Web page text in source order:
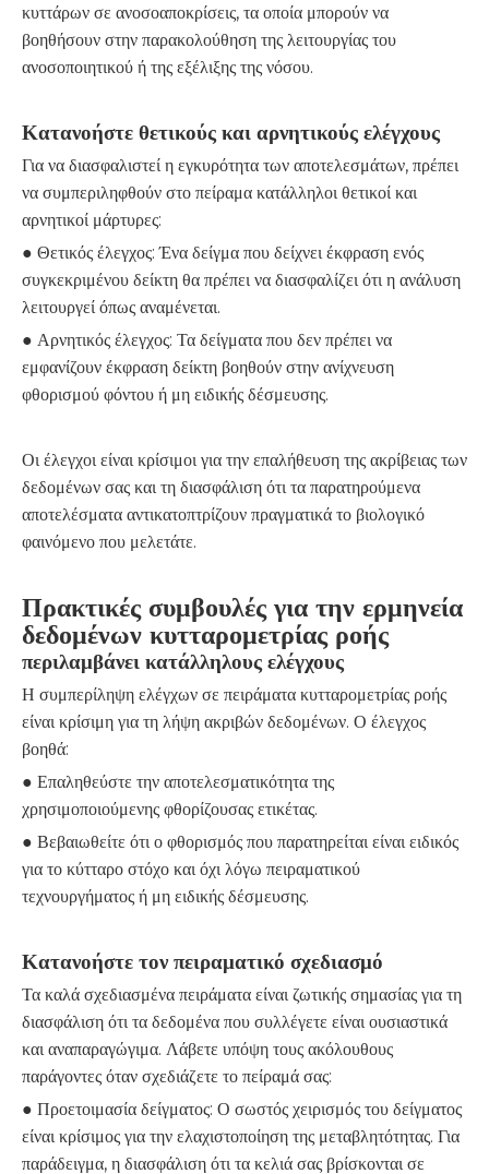
κυττάρων σε ανοσοαποκρίσεις, τα οποία μπορούν να
βοηθήσουν στην παρακολούθηση της λειτουργίας του
ανοσοποιητικού ή της εξέλιξης της νόσου.
Κατανοήστε θετικούς και αρνητικούς ελέγχους
Για να διασφαλιστεί η εγκυρότητα των αποτελεσμάτων, πρέπει
να συμπεριληφθούν στο πείραμα κατάλληλοι θετικοί και
αρνητικοί μάρτυρες:
● Θετικός έλεγχος: Ένα δείγμα που δείχνει έκφραση ενός
συγκεκριμένου δείκτη θα πρέπει να διασφαλίζει ότι η ανάλυση
λειτουργεί όπως αναμένεται.
● Αρνητικός έλεγχος: Τα δείγματα που δεν πρέπει να
εμφανίζουν έκφραση δείκτη βοηθούν στην ανίχνευση
φθορισμού φόντου ή μη ειδικής δέσμευσης.
Οι έλεγχοι είναι κρίσιμοι για την επαλήθευση της ακρίβειας των
δεδομένων σας και τη διασφάλιση ότι τα παρατηρούμενα
αποτελέσματα αντικατοπτρίζουν πραγματικά το βιολογικό
φαινόμενο που μελετάτε.
Πρακτικές συμβουλές για την ερμηνεία
δεδομένων κυτταρομετρίας ροής
περιλαμβάνει κατάλληλους ελέγχους
Η συμπερίληψη ελέγχων σε πειράματα κυτταρομετρίας ροής
είναι κρίσιμη για τη λήψη ακριβών δεδομένων. Ο έλεγχος
βοηθά:
● Επαληθεύστε την αποτελεσματικότητα της
χρησιμοποιούμενης φθορίζουσας ετικέτας.
● Βεβαιωθείτε ότι ο φθορισμός που παρατηρείται είναι ειδικός
για το κύτταρο στόχο και όχι λόγω πειραματικού
τεχνουργήματος ή μη ειδικής δέσμευσης.
Κατανοήστε τον πειραματικό σχεδιασμό
Τα καλά σχεδιασμένα πειράματα είναι ζωτικής σημασίας για τη
διασφάλιση ότι τα δεδομένα που συλλέγετε είναι ουσιαστικά
και αναπαραγώγιμα. Λάβετε υπόψη τους ακόλουθους
παράγοντες όταν σχεδιάζετε το πείραμά σας:
● Προετοιμασία δείγματος: Ο σωστός χειρισμός του δείγματος
είναι κρίσιμος για την ελαχιστοποίηση της μεταβλητότητας. Για
παράδειγμα, η διασφάλιση ότι τα κελιά σας βρίσκονται σε